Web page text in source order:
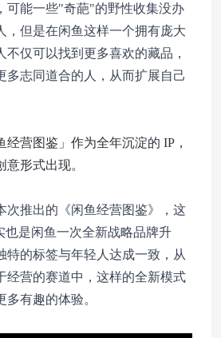
可能一些"奇葩"的野性收集没办
，但是在闲鱼这样一个拥有庞大
不仅可以找到更多喜欢的藏品，
多志同道合的人，从而扩展自己
营图鉴」作为全年沉淀的 IP，
形式出现。
次推出的《闲鱼经营图鉴》，这
也是闲鱼一次全新战略品牌升
特的标签与年轻人达成一致，从
经营的赛道中，这样的全新模式
有趣的体验。